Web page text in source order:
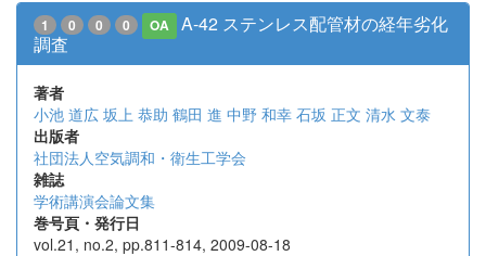
1 0 0 0 OA
A-42 ステンレス配管材の経年劣化
調査
著者
小池 道広 坂上 恭助 鶴田 進 中野 和幸 石坂 正文 清水 文泰
出版者
社団法人空気調和・衛生工学会
雑誌
学術講演会論文集
巻号頁・発行日
vol.21, no.2, pp.811-814, 2009-08-18